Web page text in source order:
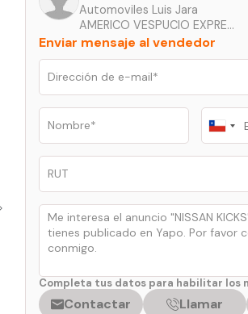
Automoviles Luis Jara
AMERICO VESPUCIO EXPRESS 2451 CERRILLOS -
Enviar mensaje al vendedor
Chile
+56
Completa tus datos para habilitar los
Contactar Llamar